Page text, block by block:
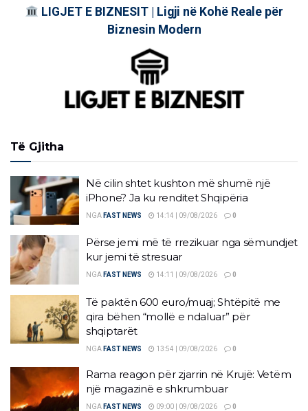
LIGJET E BIZNESIT | Ligji në Kohë Reale për
Biznesin Modern
Të Gjitha
Në cilin shtet kushton më shumë një
iPhone? Ja ku renditet Shqipëria
NGA FAST NEWS 14:14 | 09/08/2026 0
Përse jemi më të rrezikuar nga sëmundjet
kur jemi të stresuar
NGA FAST NEWS 14:11 | 09/08/2026 0
Të paktën 600 euro/muaj; Shtëpitë me
qira bëhen “mollë e ndaluar” për
shqiptarët
NGA FAST NEWS 13:54 | 09/08/2026 0
Rama reagon për zjarrin në Krujë: Vetëm
një magazinë e shkrumbuar
NGA FAST NEWS 09:00 | 09/08/2026 0